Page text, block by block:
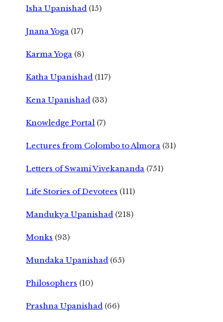
Isha Upanishad (15)
Jnana Yoga (17)
Karma Yoga (8)
Katha Upanishad (117)
Kena Upanishad (33)
Knowledge Portal (7)
Lectures from Colombo to Almora (31)
Letters of Swami Vivekananda (751)
Life Stories of Devotees (111)
Mandukya Upanishad (218)
Monks (93)
Mundaka Upanishad (65)
Philosophers (10)
Prashna Upanishad (66)